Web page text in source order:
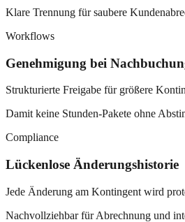
Klare Trennung für saubere
Workflows
Genehmigung bei
Strukturierte Freigabe für größere
Damit keine Stunden-Pakete ohne
Compliance
Lückenlose Änderungshistorie
Jede Änderung am Kontingent wird
Nachvollziehbar für Abrechnung und